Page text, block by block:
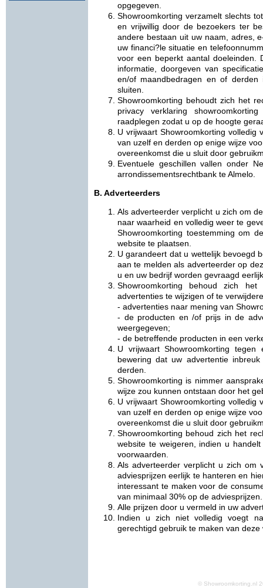
opgegeven.
Showroomkorting verzamelt slechts
en vrijwillig door de bezoekers ter
andere bestaan uit uw naam, adres,
uw financi?le situatie en
voor een beperkt aantal doeleinden.
informatie, doorgeven van
en/of maandbedragen en of
sluiten.
Showroomkorting behoudt zich het
privacy verklaring
raadplegen zodat u op de hoogte
U vrijwaart Showroomkorting volledig
van uzelf en derden op enige wijze
overeenkomst die u sluit door
Eventuele geschillen vallen onder
arrondissementsrechtbank te Almelo.
B. Adverteerders
Als adverteerder verplicht u zich om
naar waarheid en volledig weer te
Showroomkorting toestemming om
website te plaatsen.
U garandeert dat u wettelijk bevoegd
aan te melden als adverteerder op
u en uw bedrijf worden gevraagd
Showroomkorting behoud zich
advertenties te wijzigen of te
- advertenties naar mening van
- de producten en /of prijs in de
weergegeven;
- de betreffende producten in een
U vrijwaart Showroomkorting
bewering dat uw advertentie
derden.
Showroomkorting is nimmer
wijze zou kunnen ontstaan door het
U vrijwaart Showroomkorting volledig
van uzelf en derden op enige wijze
overeenkomst die u sluit door
Showroomkorting behoud zich het
website te weigeren, indien u
voorwaarden.
Als adverteerder verplicht u zich om
adviesprijzen eerlijk te hanteren en
interessant te maken voor de
van minimaal 30% op de adviesprijzen.
Alle prijzen door u vermeld in uw
Indien u zich niet volledig voegt
gerechtigd gebruik te maken van deze
©